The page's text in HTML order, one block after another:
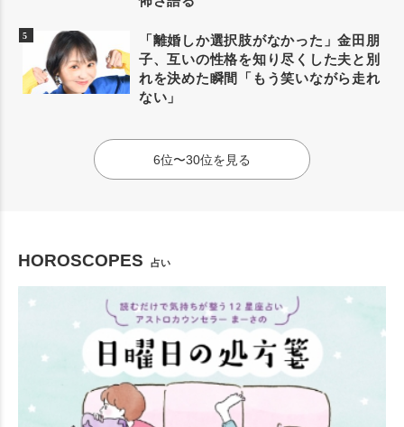
「離婚しか選択肢がなかった」金田朋
子、互いの性格を知り尽くした夫と別
れを決めた瞬間「もう笑いながら走れ
ない」
6位〜30位を見る
HOROSCOPES 占い